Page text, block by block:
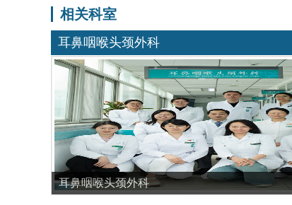
相关科室
耳鼻咽喉头颈外科
耳鼻咽喉头颈外科